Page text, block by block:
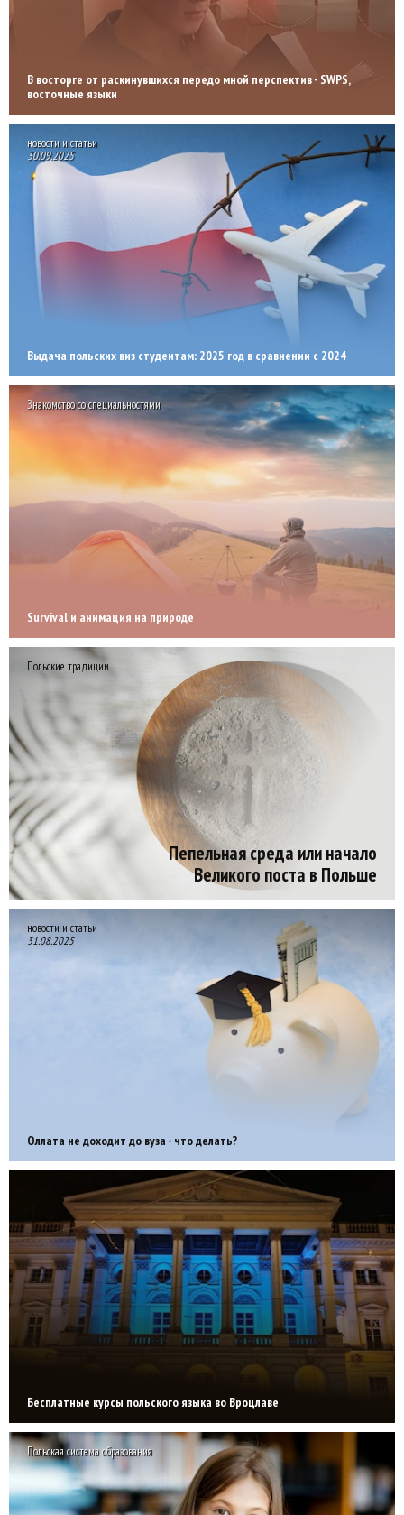
В восторге от раскинувшихся передо мной перспектив - SWPS,
восточные языки
новости и статьи
30.09.2025
Выдача польских виз студентам: 2025 год в сравнении с 2024
Знакомство со специальностями
Survival и анимация на природе
Польские традиции
Пепельная среда или начало
Великого поста в Польше
новости и статьи
31.08.2025
Оллата не доходит до вуза - что делать?
Бесплатные курсы польского языка во Вроцлаве
Польская система образования